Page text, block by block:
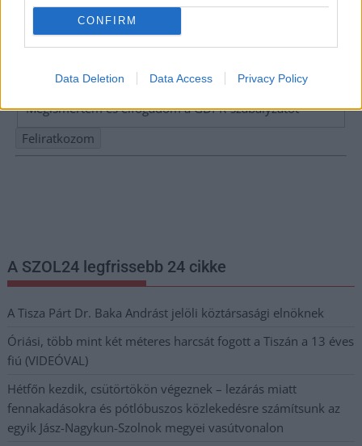
CONFIRM
Data Deletion Data Access Privacy Policy
Hírlevél feliratkozás
Megismertem és elfogadom aGDPR-szabályzatot
A SZOL24 legfrissebb 24 cikke
A Tisza Párt Dr. Baka Andrást jelöli köztársasági elnöknek
Óriási, több mint két méteres harcsát fogott a Tiszán a 13 éves
fiú (VIDEÓVAL)
Hétfőn kezdik, csütörtökön végeznek – lezárás miatt
fennakadásokra és pótlóbuszos közlekedésre számítsunk az
egyik Jász-Nagykun-Szolnok megyei vasútvonalon